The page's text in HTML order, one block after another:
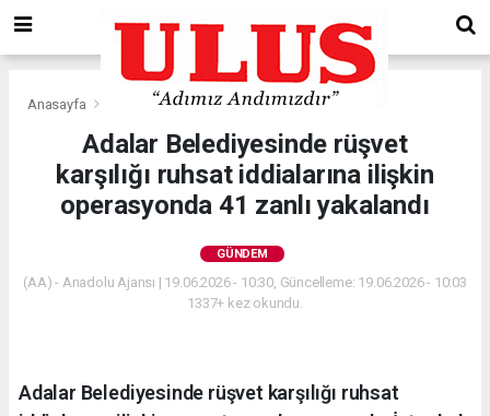
Anasayfa Gündem
Adalar Belediyesinde rüşvet
karşılığı ruhsat iddialarına ilişkin
operasyonda 41 zanlı yakalandı
GÜNDEM
(AA) - Anadolu Ajansı | 19.06.2026 - 10:30, Güncelleme: 19.06.2026 - 10:03
1337+ kez okundu.
Adalar Belediyesinde rüşvet karşılığı ruhsat